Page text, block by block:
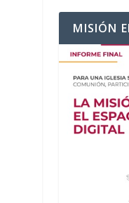
MISIÓN